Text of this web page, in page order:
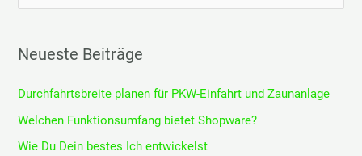
h
n
n
a
Neueste Beiträge
Durchfahrtsbreite planen für PKW-Einfahrt und Zaunanlage
Welchen Funktionsumfang bietet Shopware?
Wie Du Dein bestes Ich entwickelst